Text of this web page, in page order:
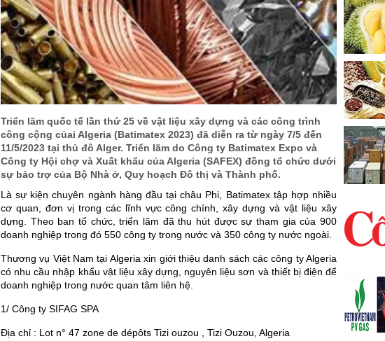
Triển lãm quốc tế lần thứ 25 về vật liệu xây dựng và các công trình
công cộng củai Algeria (Batimatex 2023) đã diễn ra từ ngày 7/5 đến
11/5/2023 tại thủ đô Alger. Triển lãm do Công ty Batimatex Expo và
Công ty Hội chợ và Xuất khẩu của Algeria (SAFEX) đồng tổ chức dưới
sự bảo trợ của Bộ Nhà ở, Quy hoạch Đô thị và Thành phố.
Là sự kiện chuyên ngành hàng đầu tại châu Phi, Batimatex tập hợp nhiều
cơ quan, đơn vị trong các lĩnh vực công chính, xây dựng và vật liệu xây
dựng. Theo ban tổ chức, triển lãm đã thu hút được sự tham gia của 900
doanh nghiệp trong đó 550 công ty trong nước và 350 công ty nước ngoài.
Thương vụ Việt Nam tại Algeria xin giới thiệu danh sách các công ty Algeria
có nhu cầu nhập khẩu vật liệu xây dựng, nguyên liệu sơn và thiết bị điện để
doanh nghiệp trong nước quan tâm liên hệ.
1/ Công ty SIFAG SPA
Địa chỉ : Lot n° 47 zone de dépôts Tizi ouzou , Tizi Ouzou, Algeria